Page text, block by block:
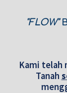
"FLOW"
Kami telah
Tanah